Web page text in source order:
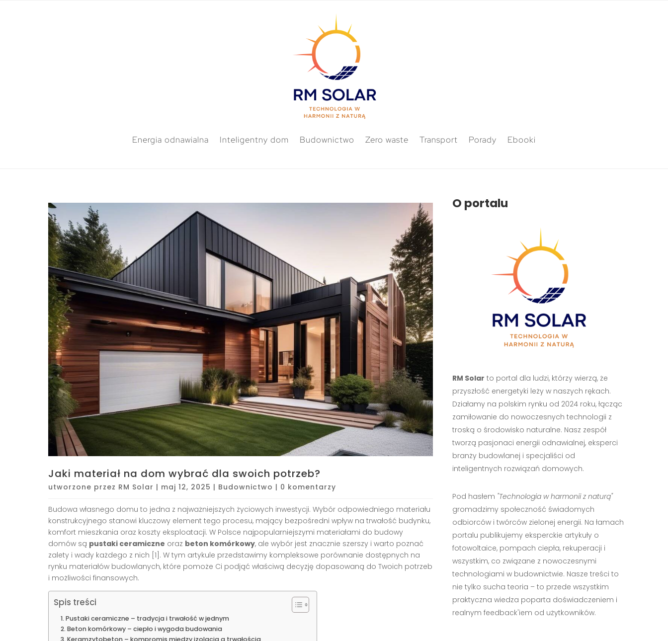
Energia odnawialna Inteligentny dom Budownictwo Zero waste Transport Porady Ebooki
Jaki materiał na dom wybrać dla swoich potrzeb?
utworzone przez RM Solar | maj 12, 2025 | Budownictwo | 0 komentarzy
Budowa własnego domu to jedna z najważniejszych życiowych inwestycji. Wybór odpowiedniego materiału
konstrukcyjnego stanowi kluczowy element tego procesu, mający bezpośredni wpływ na trwałość budynku,
komfort mieszkania oraz koszty eksploatacji. W Polsce najpopularniejszymi materiałami do budowy
domów są pustaki ceramiczne oraz beton komórkowy, ale wybór jest znacznie szerszy i warto poznać
zalety i wady każdego z nich [1]. W tym artykule przedstawimy kompleksowe porównanie dostępnych na
rynku materiałów budowlanych, które pomoże Ci podjąć właściwą decyzję dopasowaną do Twoich potrzeb
i możliwości finansowych.
Spis treści
Pustaki ceramiczne – tradycja i trwałość w jednym
Beton komórkowy – ciepło i wygoda budowania
Keramzytobeton – kompromis między izolacją a trwałością
O portalu
RM Solar to portal dla ludzi, którzy wierzą, że
przyszłość energetyki leży w naszych rękach.
Działamy na polskim rynku od 2024 roku, łącząc
zamiłowanie do nowoczesnych technologii z
troską o środowisko naturalne. Nasz zespół
tworzą pasjonaci energii odnawialnej, eksperci
branży budowlanej i specjaliści od
inteligentnych rozwiązań domowych.
Pod hasłem "Technologia w harmonii z naturą"
gromadzimy społeczność świadomych
odbiorców i twórców zielonej energii. Na łamach
portalu publikujemy eksperckie artykuły o
fotowoltaice, pompach ciepła, rekuperacji i
wszystkim, co związane z nowoczesnymi
technologiami w budownictwie. Nasze treści to
nie tylko sucha teoria – to przede wszystkim
praktyczna wiedza poparta doświadczeniem i
realnym feedback'iem od użytkowników.